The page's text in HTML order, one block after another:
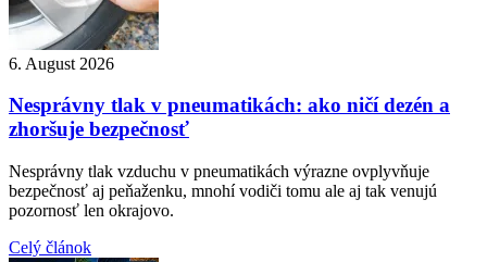
6. August 2026
Nesprávny tlak v pneumatikách: ako ničí dezén a
zhoršuje bezpečnosť
Nesprávny tlak vzduchu v pneumatikách výrazne ovplyvňuje
bezpečnosť aj peňaženku, mnohí vodiči tomu ale aj tak venujú
pozornosť len okrajovo.
Celý článok